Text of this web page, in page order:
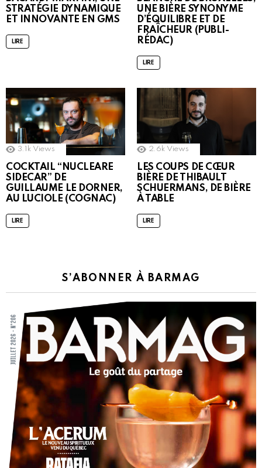
STRATÉGIE DYNAMIQUE
ET INNOVANTE EN GMS
LIRE
UNE BIÈRE SYNONYME
D’ÉQUILIBRE ET DE
FRAÎCHEUR (PUBLI-
RÉDAC)
LIRE
3.1k Views
COCKTAIL “NUCLEARE
SIDECAR” DE
GUILLAUME LE DORNER,
AU LUCIOLE (COGNAC)
LIRE
2.6k Views
LES COUPS DE CŒUR
BIÈRE DE THIBAULT
SCHUERMANS, DE BIÈRE
À TABLE
LIRE
S’ABONNER À BARMAG